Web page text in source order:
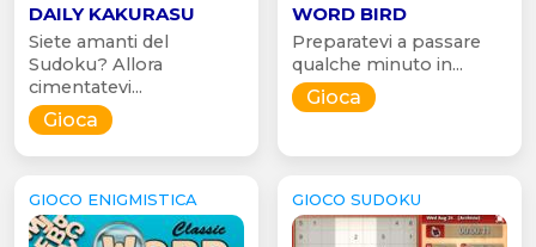
DAILY KAKURASU
Siete amanti del
Sudoku? Allora
cimentatevi...
Gioca
WORD BIRD
Preparatevi a passare
qualche minuto in...
Gioca
GIOCO ENIGMISTICA GIOCO SUDOKU